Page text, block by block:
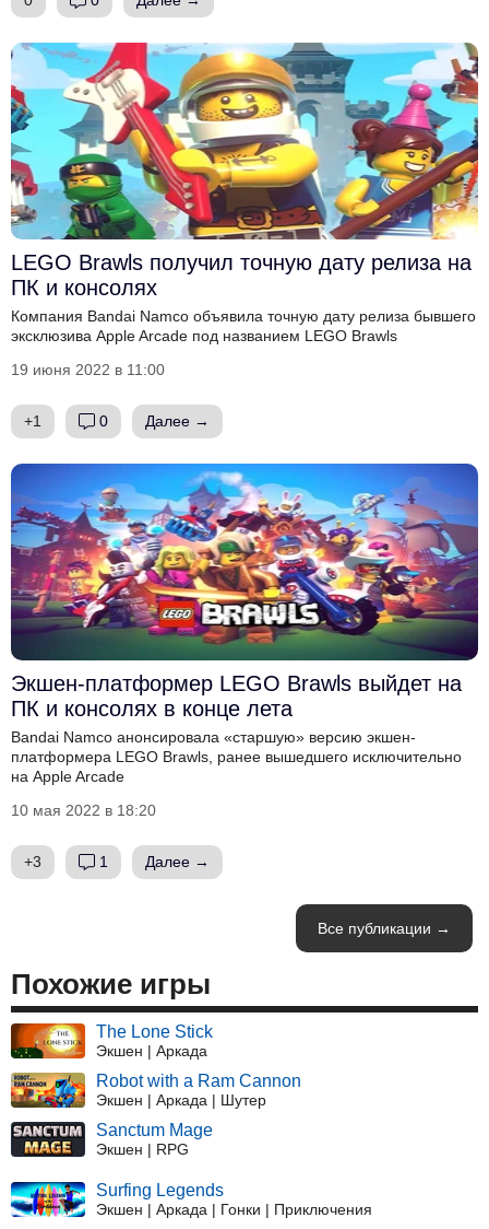
LEGO Brawls получил точную дату релиза на
ПК и консолях
Компания Bandai Namco объявила точную дату релиза бывшего
эксклюзива Apple Arcade под названием LEGO Brawls
19 июня 2022 в 11:00
+1 0 Далее →
Экшен-платформер LEGO Brawls выйдет на
ПК и консолях в конце лета
Bandai Namco анонсировала «старшую» версию экшен-
платформера LEGO Brawls, ранее вышедшего исключительно
на Apple Arcade
10 мая 2022 в 18:20
+3 1 Далее →
Все публикации →
Похожие игры
The Lone Stick
Экшен | Аркада
Robot with a Ram Cannon
Экшен | Аркада | Шутер
Sanctum Mage
Экшен | RPG
Surfing Legends
Экшен | Аркада | Гонки | Приключения